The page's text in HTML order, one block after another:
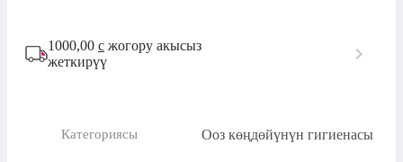
1000,00 с жогору акысыз
жеткирүү
Категориясы Ооз көңдөйүнүн гигиенасы